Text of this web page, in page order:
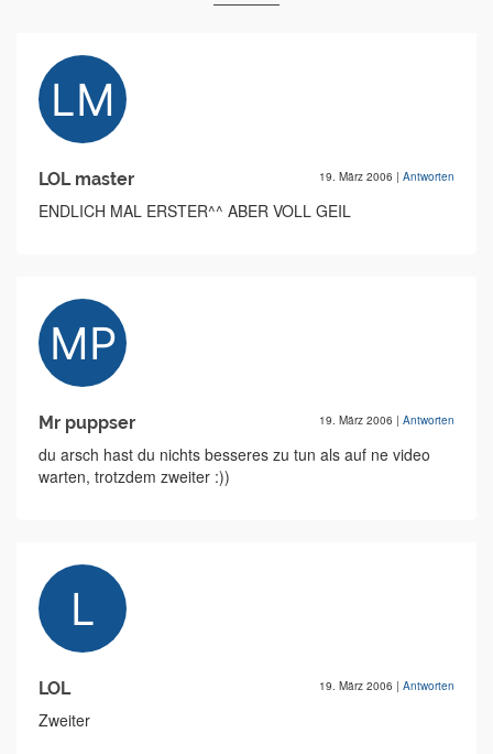
LOL master 19. März 2006 | Antworten
ENDLICH MAL ERSTER^^ ABER VOLL GEIL
Mr puppser 19. März 2006 | Antworten
du arsch hast du nichts besseres zu tun als auf ne video
warten, trotzdem zweiter :))
LOL 19. März 2006 | Antworten
Zweiter